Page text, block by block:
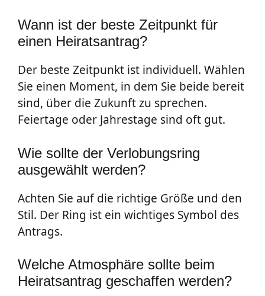
Wann ist der beste Zeitpunkt für
einen Heiratsantrag?
Der beste Zeitpunkt ist individuell. Wählen
Sie einen Moment, in dem Sie beide bereit
sind, über die Zukunft zu sprechen.
Feiertage oder Jahrestage sind oft gut.
Wie sollte der Verlobungsring
ausgewählt werden?
Achten Sie auf die richtige Größe und den
Stil. Der Ring ist ein wichtiges Symbol des
Antrags.
Welche Atmosphäre sollte beim
Heiratsantrag geschaffen werden?